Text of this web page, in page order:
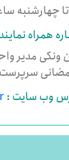
ساعت 07:45 تا
همراه
مدیر واحد
سرپرست واحد
وب سایت :